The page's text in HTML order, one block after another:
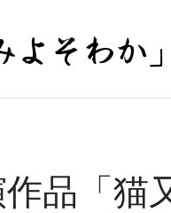
そわか」
品「猫